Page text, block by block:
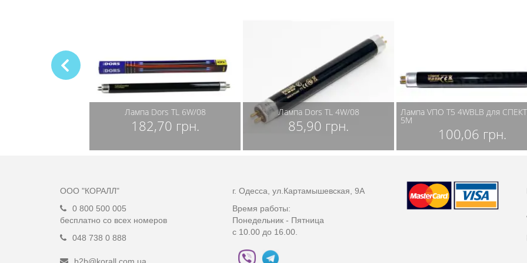
Лампа Dors TL 6W/08
182,70 грн.
Лампа Dors ТL 4W/08
85,90 грн.
Лампа VПО Т5 4WBLB для
5М
100,06 грн.
ООО "КОРАЛЛ"
0 800 500 005
бесплатно со всех номеров
048 738 0 888
г. Одесса, ул.Картамышевская, 9А
Время работы:
Понедельник - Пятница
с 10.00 до 16.00.